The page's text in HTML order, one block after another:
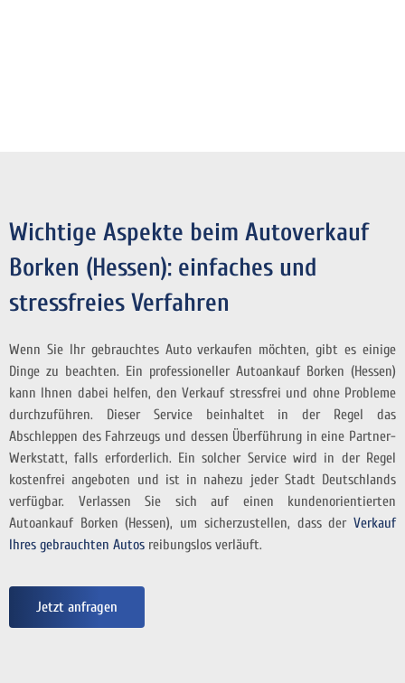
Wichtige Aspekte beim Autoverkauf
Borken (Hessen): einfaches und
stressfreies Verfahren
Wenn Sie Ihr gebrauchtes Auto verkaufen möchten, gibt es einige
Dinge zu beachten. Ein professioneller Autoankauf Borken (Hessen)
kann Ihnen dabei helfen, den Verkauf stressfrei und ohne Probleme
durchzuführen. Dieser Service beinhaltet in der Regel das
Abschleppen des Fahrzeugs und dessen Überführung in eine Partner-
Werkstatt, falls erforderlich. Ein solcher Service wird in der Regel
kostenfrei angeboten und ist in nahezu jeder Stadt Deutschlands
verfügbar. Verlassen Sie sich auf einen kundenorientierten
Autoankauf Borken (Hessen), um sicherzustellen, dass der Verkauf
Ihres gebrauchten Autos reibungslos verläuft.
Jetzt anfragen